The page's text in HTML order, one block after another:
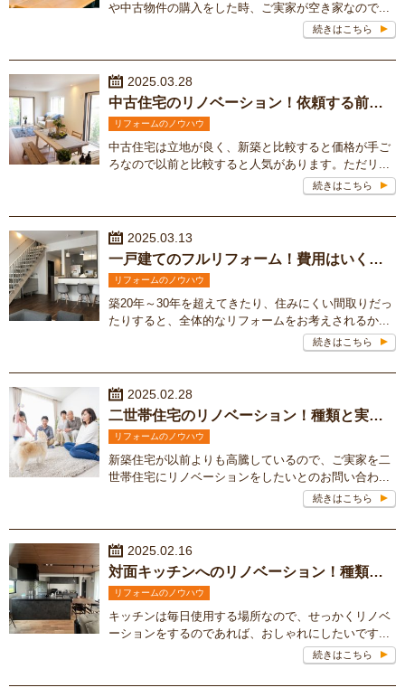
や中古物件の購入をした時、ご実家が空き家なので...
続きはこちら
2025.03.28
中古住宅のリノベーション！依頼する前に知っておきたい注意点ってある？
リフォームのノウハウ
中古住宅は立地が良く、新築と比較すると価格が手ご
ろなので以前と比較すると人気があります。ただリ...
続きはこちら
2025.03.13
一戸建てのフルリフォーム！費用はいくら？
リフォームのノウハウ
築20年～30年を超えてきたり、住みにくい間取りだっ
たりすると、全体的なリフォームをお考えされるか...
続きはこちら
2025.02.28
二世帯住宅のリノベーション！種類と実例をご紹介します
リフォームのノウハウ
新築住宅が以前よりも高騰しているので、ご実家を二
世帯住宅にリノベーションをしたいとのお問い合わ...
続きはこちら
2025.02.16
対面キッチンへのリノベーション！種類と事例をご紹介
リフォームのノウハウ
キッチンは毎日使用する場所なので、せっかくリノベ
ーションをするのであれば、おしゃれにしたいです...
続きはこちら